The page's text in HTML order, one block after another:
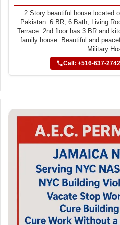
2 Story beautiful house located
Pakistan. 6 BR, 6 Bath, Living
Terrace. 2nd floor has 3 BR and
family house. Beautiful and
Military
Call: +516-637-